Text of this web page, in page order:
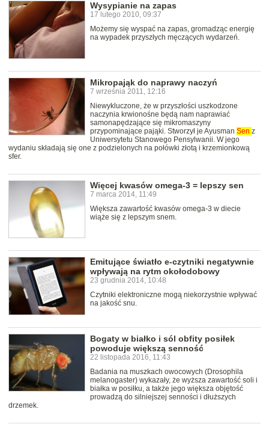
Wysypianie na zapas
17 lutego 2010, 09:37
Możemy się wyspać na zapas, gromadząc energię
na wypadek przyszłych męczących wydarzeń.
Mikropająk do naprawy naczyń
7 września 2011, 12:16
Niewykluczone, że w przyszłości uszkodzone
naczynia krwionośne będą nam naprawiać
samonapędzające się mikromaszyny
przypominające pająki. Stworzył je Ayusman Sen z
Uniwersytetu Stanowego Pensylwanii. W jego
wydaniu składają się one z podzielonych na połówki złotą i krzemionkową
sfer.
Więcej kwasów omega-3 = lepszy sen
7 marca 2014, 11:49
Większa zawartość kwasów omega-3 w diecie
wiąże się z lepszym snem.
Emitujące światło e-czytniki negatywnie
wpływają na rytm okołodobowy
23 grudnia 2014, 10:48
Czytniki elektroniczne mogą niekorzystnie wpływać
na jakość snu.
Bogaty w białko i sól obfity posiłek
powoduje większą senność
22 listopada 2016, 11:43
Badania na muszkach owocowych (Drosophila
melanogaster) wykazały, że wyższa zawartość soli i
białka w posiłku, a także jego większa objętość
prowadzą do silniejszej senności i dłuższych
drzemek.